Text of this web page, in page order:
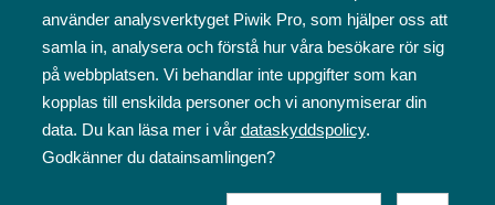
Svenska folkskolans vänner rf
Annegatan 12
00120 Helsingfors
09 6844 570
sfv@sfv.fi
använder analysverktyget Piwik Pro, som hjälper oss att
samla in, analysera och förstå hur våra besökare rör sig
på webbplatsen. Vi behandlar inte uppgifter som kan
kopplas till enskilda personer och vi anonymiserar din
data. Du kan läsa mer i vår dataskyddspolicy.
Godkänner du datainsamlingen?